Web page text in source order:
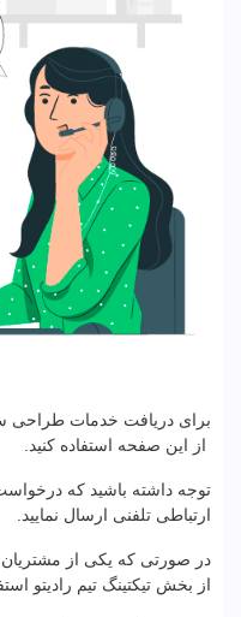
برای دریافت خدمات
از این صفحه استفاده کنید.
توجه داشته باشید که
ارتباطی تلفنی ارسال نمایید.
در صورتی که یکی از مشتریان
از بخش تیکتینگ تیم رادیتو